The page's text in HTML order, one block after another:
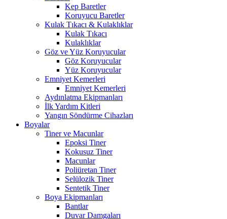
Kep Baretler
Koruyucu Baretler
Kulak Tıkacı & Kulaklıklar
Kulak Tıkacı
Kulaklıklar
Göz ve Yüz Koruyucular
Göz Koruyucular
Yüz Koruyucular
Emniyet Kemerleri
Emniyet Kemerleri
Aydınlatma Ekipmanları
İlk Yardım Kitleri
Yangın Söndürme Cihazları
Boyalar
Tiner ve Macunlar
Epoksi Tiner
Kokusuz Tiner
Macunlar
Poliüretan Tiner
Selülozik Tiner
Sentetik Tiner
Boya Ekipmanları
Bantlar
Duvar Damgaları